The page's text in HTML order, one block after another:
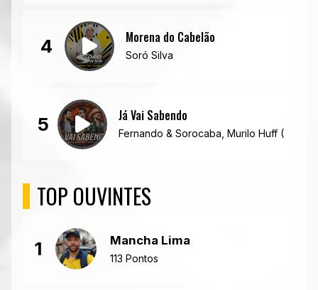
4 Morena do Cabelão
Soró Silva
5 Já Vai Sabendo
Fernando & Sorocaba, Murilo Huff (Vídeo
TOP OUVINTES
1 Mancha Lima
113 Pontos